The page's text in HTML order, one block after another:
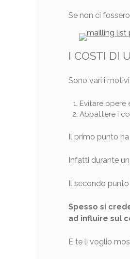
Se non ci
I COSTI DI
Sono vari i
Evitare opere
Abbattere i
Il primo punto
Infatti durante
Il secondo
Spesso si
ad influire sul
E te li voglio